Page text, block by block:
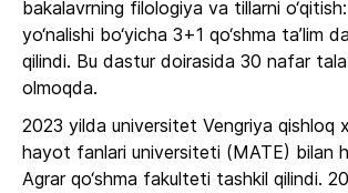
bakalavrning filologiya va tillarni
yo‘nalishi bo‘yicha 3+1 qo‘shma ta’lim
qilindi. Bu dastur doirasida 30 nafar
olmoqda.
2023 yilda universitet Vengriya qishloq
hayot fanlari universiteti (MATE) bilan
Agrar qo‘shma fakulteti tashkil qilindi.